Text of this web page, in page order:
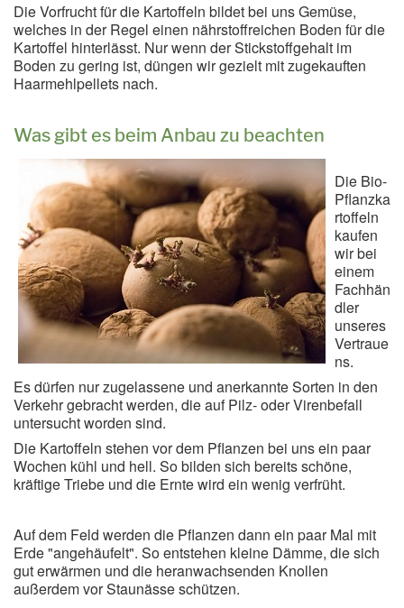
Die Vorfrucht für die Kartoffeln bildet bei uns Gemüse,
welches in der Regel einen nährstoffreichen Boden für die
Kartoffel hinterlässt. Nur wenn der Stickstoffgehalt im
Boden zu gering ist, düngen wir gezielt mit zugekauften
Haarmehlpellets nach.
Was gibt es beim Anbau zu beachten
Die Bio-
Pflanzka
rtoffeln
kaufen
wir bei
einem
Fachhän
dler
unseres
Vertraue
ns.
Es dürfen nur zugelassene und anerkannte Sorten in den
Verkehr gebracht werden, die auf Pilz- oder Virenbefall
untersucht worden sind.
Die Kartoffeln stehen vor dem Pflanzen bei uns ein paar
Wochen kühl und hell. So bilden sich bereits schöne,
kräftige Triebe und die Ernte wird ein wenig verfrüht.
Auf dem Feld werden die Pflanzen dann ein paar Mal mit
Erde "angehäufelt". So entstehen kleine Dämme, die sich
gut erwärmen und die heranwachsenden Knollen
außerdem vor Staunässe schützen.